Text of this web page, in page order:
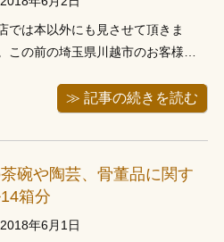
では本以外にも見させて頂きま
この前の埼玉県川越市のお客様の
せて頂きました。 なでんでもお父様
と、お亡くなりになられて1年経過
ようやくお父様のご遺品を片付ける
にしましたとのことでした。 書道
...
≫ 記事の続きを読む
碗や陶芸、骨董品に関す
箱分
2018年6月1日